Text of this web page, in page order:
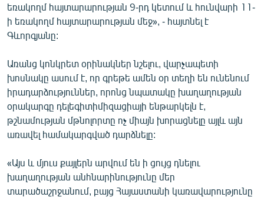
եռակողմ հայտարարության 9-րդ կետում և հունվարի 11-
ի եռակողմ հայտարարության մեջ», - հայտնել է
Գևորգյանը:
Առանց կոնկրետ օրինակներ նշելու, վարչապետի
խոսնակը ասում է, որ գրեթե ամեն օր տեղի են ունենում
իրադարձություններ, որոնց նպատակը խաղաղության
օրակարգը դելեգիտիմիզացիայի ենթարկելն է,
թշնամության մթնոլորտը ոչ միայն խորացնելը այլև այն
առավել համակարգված դարձնելը:
«Այս և մյուս քայլերն արվում են ի ցույց դնելու
խաղաղության անհնարինությունը մեր
տարածաշրջանում, բայց Հայաստանի կառավարությունը